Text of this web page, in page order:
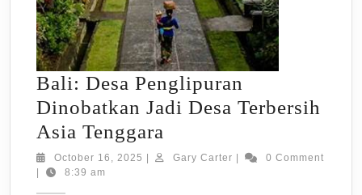
Bali: Desa Penglipuran
Dinobatkan Jadi Desa Terbersih
Asia Tenggara
Desa
October 16, 2025 OctoberGary Carter Gary
0 Comment
8:39 am